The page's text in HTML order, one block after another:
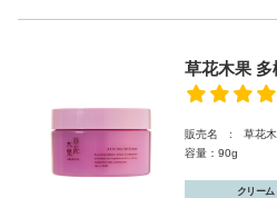
草花木果
販売名 : 草花木
容量：90g
クリーム